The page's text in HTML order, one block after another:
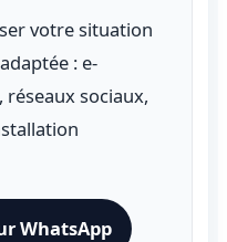
votre situation
: e-
réseaux sociaux,
WhatsApp